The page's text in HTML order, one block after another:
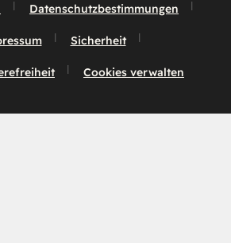
Datenschutzbestimmungen
Sicherheit
Cookies verwalten